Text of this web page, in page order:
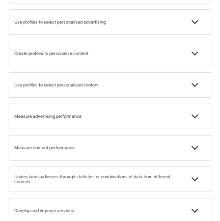
Cestovatelskéinspirace pro vás
Objevte nový způsob cestování s naším newsletterem!